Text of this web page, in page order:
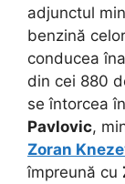
adjunctul
benzină
conducea
din cei 880
se întorcea
Pavlovic,
Zoran
împreună cu